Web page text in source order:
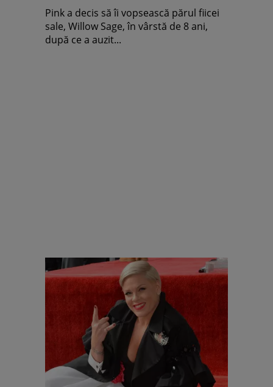
Pink a decis să îi vopsească părul fiicei
sale, Willow Sage, în vârstă de 8 ani,
după ce a auzit...